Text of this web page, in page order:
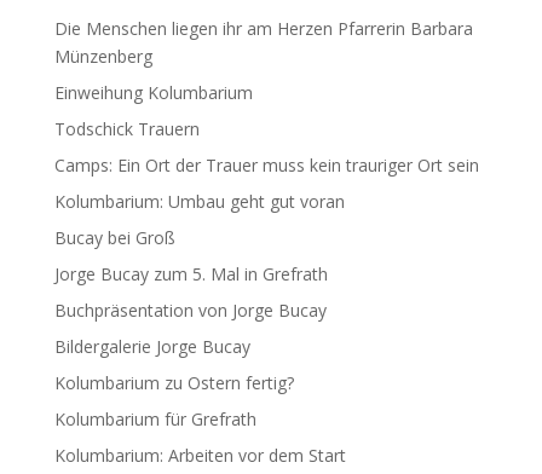
Die Menschen liegen ihr am Herzen Pfarrerin Barbara
Münzenberg
Einweihung Kolumbarium
Todschick Trauern
Camps: Ein Ort der Trauer muss kein trauriger Ort sein
Kolumbarium: Umbau geht gut voran
Bucay bei Groß
Jorge Bucay zum 5. Mal in Grefrath
Buchpräsentation von Jorge Bucay
Bildergalerie Jorge Bucay
Kolumbarium zu Ostern fertig?
Kolumbarium für Grefrath
Kolumbarium: Arbeiten vor dem Start